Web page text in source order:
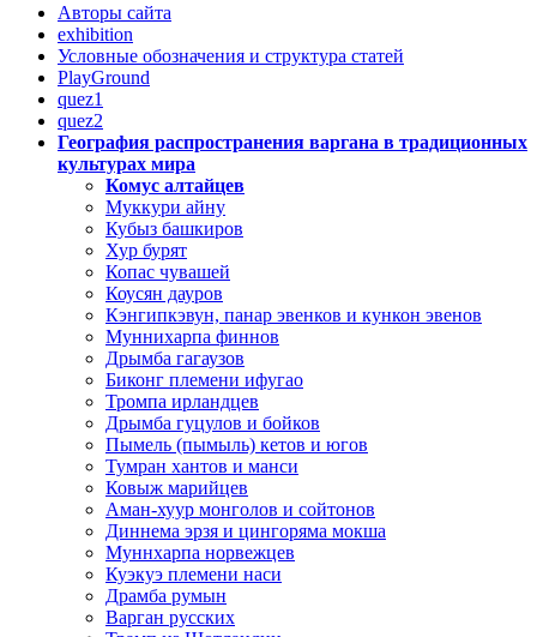
Авторы сайта
exhibition
Условные обозначения и структура статей
PlayGround
quez1
quez2
География распространения варгана в традиционных
культурах мира
Комус алтайцев
Муккури айну
Кубыз башкиров
Хур бурят
Копас чувашей
Коусян дауров
Кэнгипкэвун, панар эвенков и кункон эвенов
Муннихарпа финнов
Дрымба гагаузов
Биконг племени ифугао
Тромпа ирландцев
Дрымба гуцулов и бойков
Пымель (пымыль) кетов и югов
Тумран хантов и манси
Ковыж марийцев
Аман-хуур монголов и сойтонов
Диннема эрзя и цингоряма мокша
Муннхарпа норвежцев
Куэкуэ племени наси
Драмба румын
Варган русских